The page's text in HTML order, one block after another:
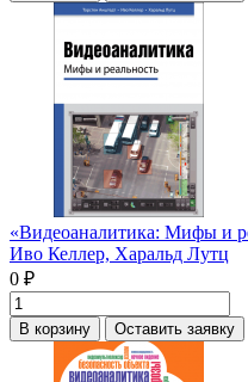
«Видеоаналитика: Мифы и
Иво Келлер, Харальд Лутц
0 ₽
В корзину Оставить заявку